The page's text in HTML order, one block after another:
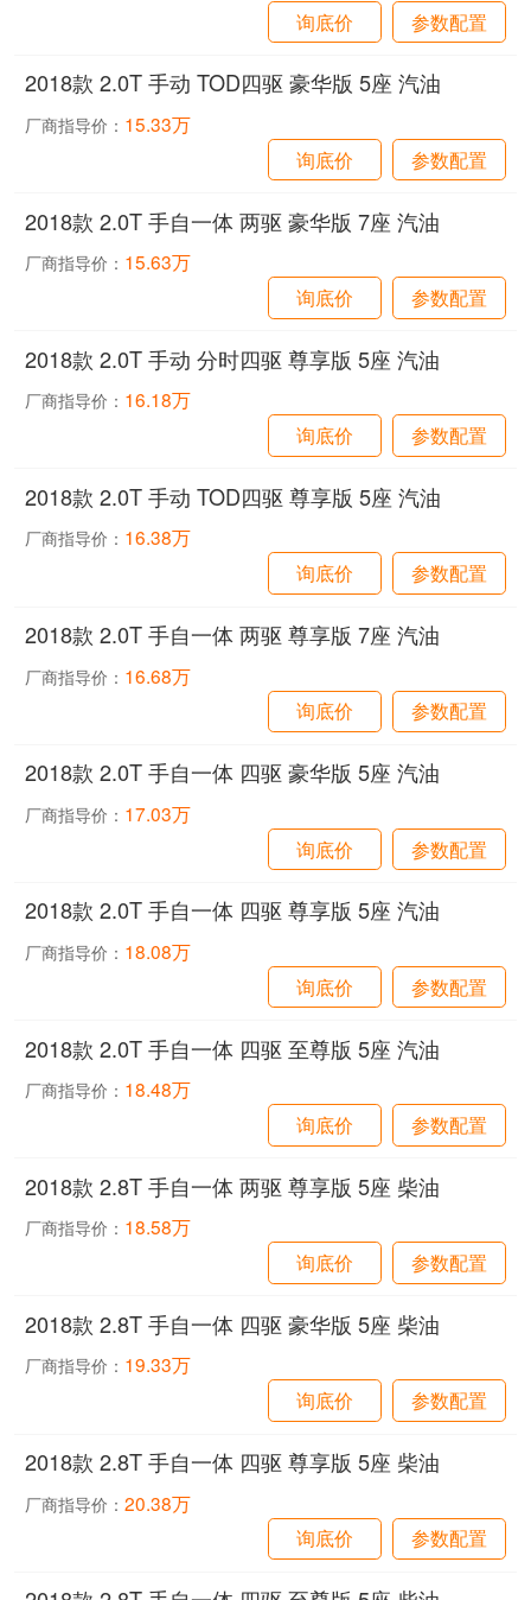
询底价
参数配置
2018款 2.0T 手动 TOD四驱 豪华版 5座 汽油
厂商指导价： 15.33万
询底价
参数配置
2018款 2.0T 手自一体 两驱 豪华版 7座 汽油
厂商指导价： 15.63万
询底价
参数配置
2018款 2.0T 手动 分时四驱 尊享版 5座 汽油
厂商指导价： 16.18万
询底价
参数配置
2018款 2.0T 手动 TOD四驱 尊享版 5座 汽油
厂商指导价： 16.38万
询底价
参数配置
2018款 2.0T 手自一体 两驱 尊享版 7座 汽油
厂商指导价： 16.68万
询底价
参数配置
2018款 2.0T 手自一体 四驱 豪华版 5座 汽油
厂商指导价： 17.03万
询底价
参数配置
2018款 2.0T 手自一体 四驱 尊享版 5座 汽油
厂商指导价： 18.08万
询底价
参数配置
2018款 2.0T 手自一体 四驱 至尊版 5座 汽油
厂商指导价： 18.48万
询底价
参数配置
2018款 2.8T 手自一体 两驱 尊享版 5座 柴油
厂商指导价： 18.58万
询底价
参数配置
2018款 2.8T 手自一体 四驱 豪华版 5座 柴油
厂商指导价： 19.33万
询底价
参数配置
2018款 2.8T 手自一体 四驱 尊享版 5座 柴油
厂商指导价：20.38万
询底价
参数配置